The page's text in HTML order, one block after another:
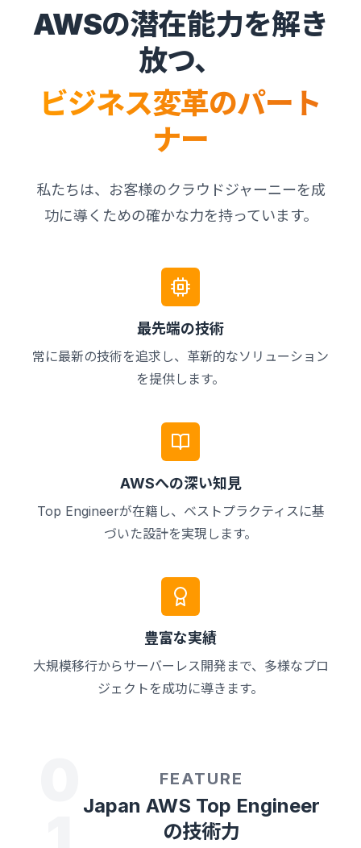
AWSの潜在能力を解き
放つ、
ビジネス変革のパート
ナー
私たちは、お客様のクラウドジャーニーを成
功に導くための確かな力を持っています。
最先端の技術
常に最新の技術を追求し、革新的なソリューション
を提供します。
AWSへの深い知見
Top Engineerが在籍し、ベストプラクティスに基
づいた設計を実現します。
豊富な実績
大規模移行からサーバーレス開発まで、多様なプロ
ジェクトを成功に導きます。
FEATURE
Japan AWS Top Engineer
の技術力